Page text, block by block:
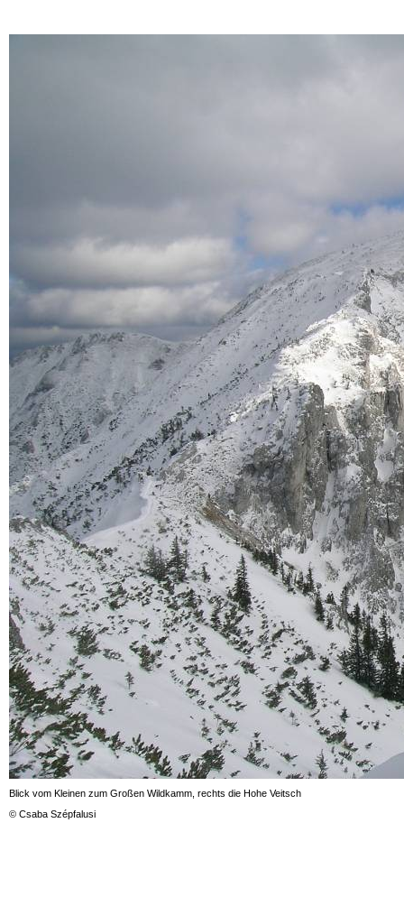
Blick vom Kleinen zum Großen Wildkamm, rechts die Hohe Veitsch
© Csaba Szépfalusi